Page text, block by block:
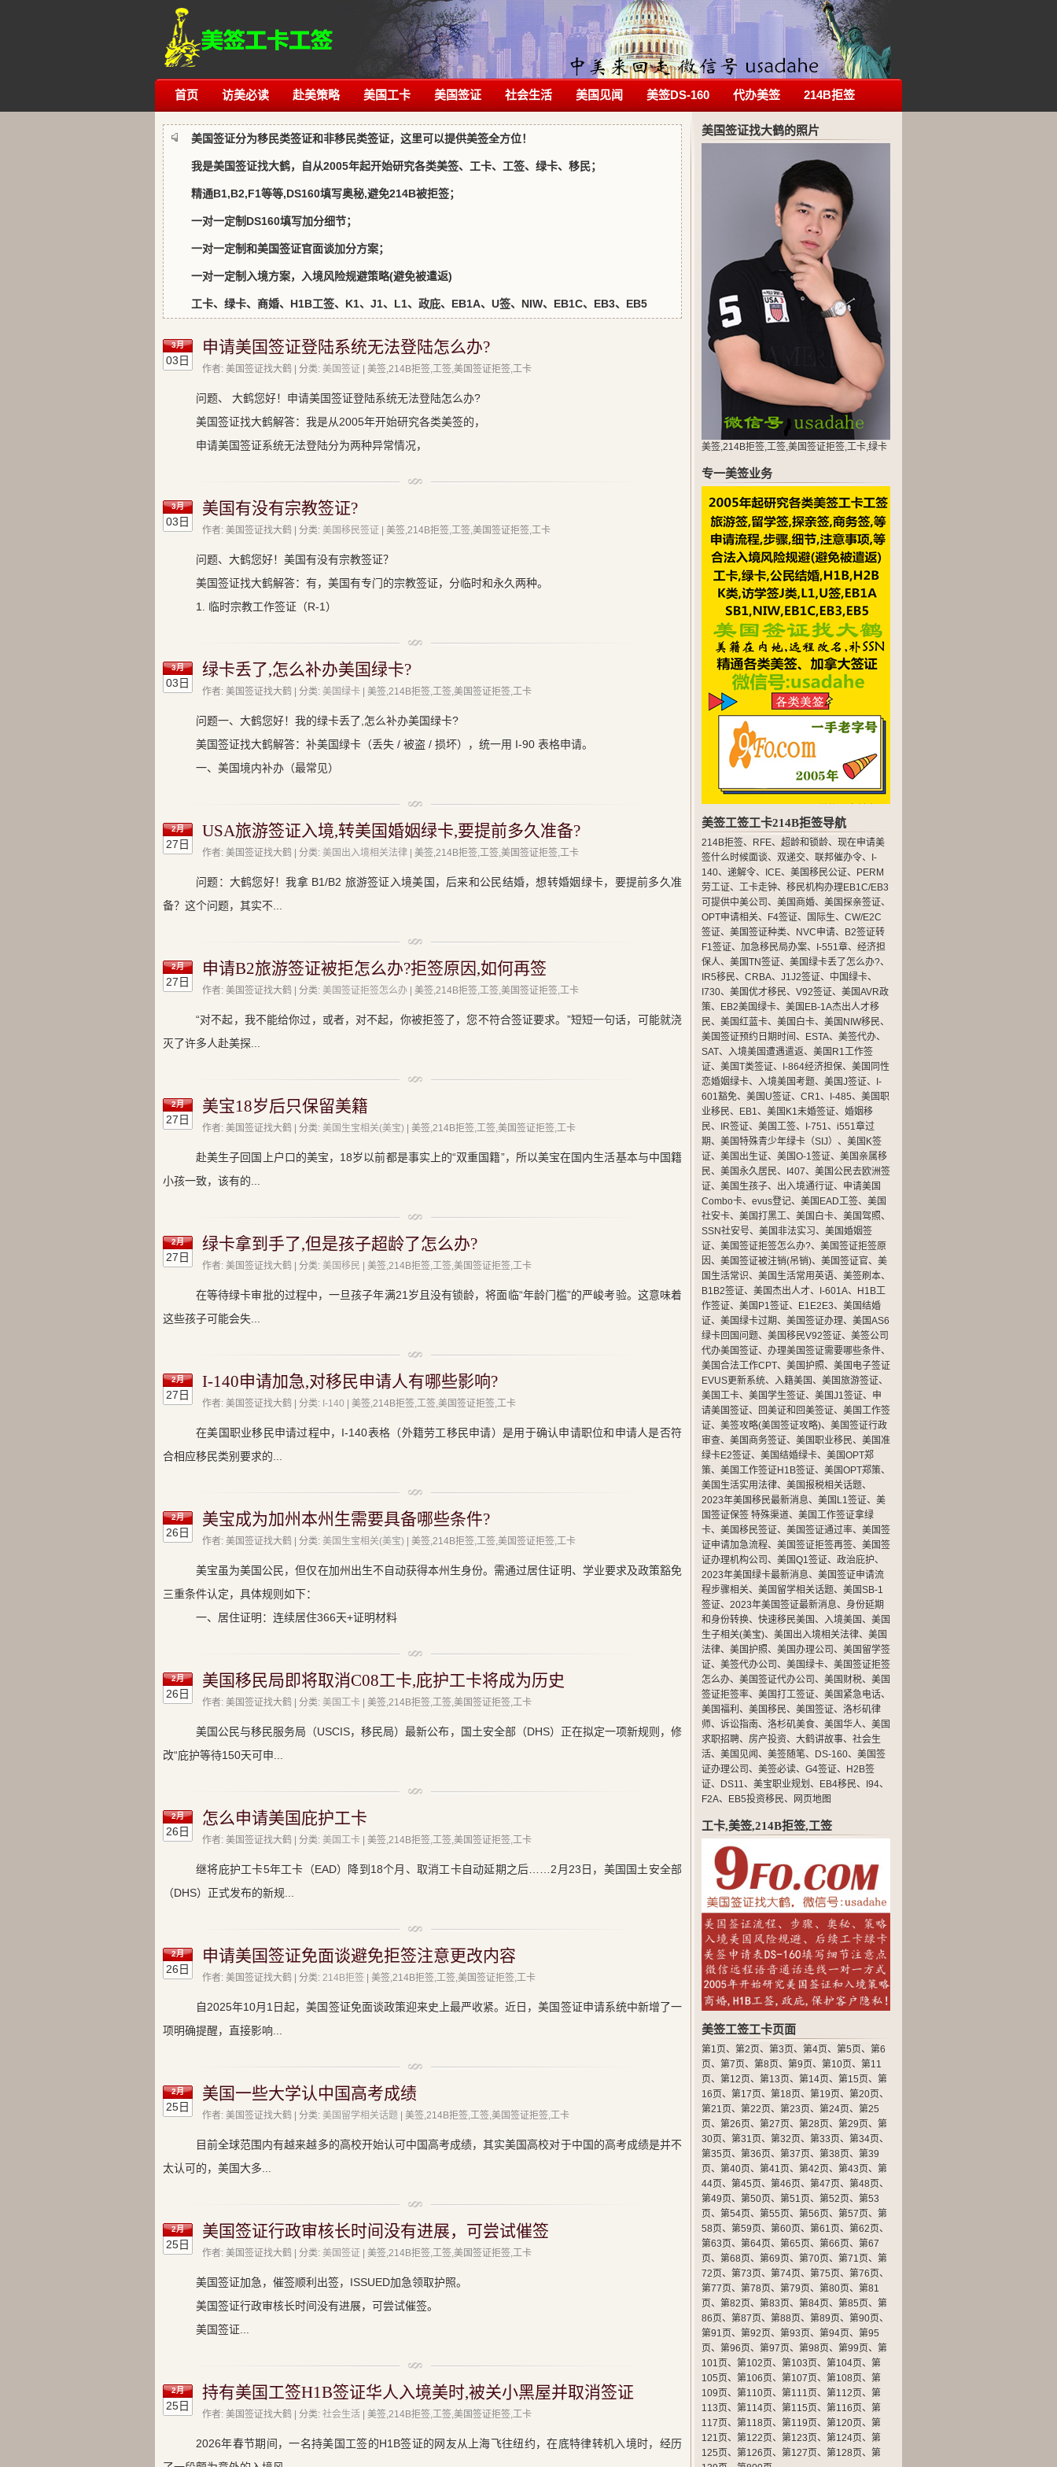
首页 访美必读 赴美策略 美国工卡 美国签证 社会生活 美国见闻 美签DS-160 代办美签 214B拒签
美国签证分为移民类签证和非移民类签证，这里可以提供美签全方位！
我是美国签证找大鹤，自从2005年起开始研究各类美签、工卡、工签、绿卡、移民；
精通B1,B2,F1等等,DS160填写奥秘,避免214B被拒签；
一对一定制DS160填写加分细节；
一对一定制和美国签证官面谈加分方案；
一对一定制入境方案，入境风险规避策略(避免被遣返)
工卡、绿卡、商婚、H1B工签、K1、J1、L1、政庇、EB1A、U签、NIW、EB1C、EB3、EB5
3月
03日
申请美国签证登陆系统无法登陆怎么办?
作者: 美国签证找大鹤 | 分类: 美国签证 | 美签,214B拒签,工签,美国签证拒签,工卡
问题、 大鹤您好！申请美国签证登陆系统无法登陆怎么办?
美国签证找大鹤解答：我是从2005年开始研究各类美签的，
申请美国签证系统无法登陆分为两种异常情况，
3月
03日
美国有没有宗教签证?
作者: 美国签证找大鹤 | 分类: 美国移民签证 | 美签,214B拒签,工签,美国签证拒签,工卡
问题、大鹤您好！美国有没有宗教签证？
美国签证找大鹤解答：有，美国有专门的宗教签证，分临时和永久两种。
1. 临时宗教工作签证（R-1）
3月
03日
绿卡丢了,怎么补办美国绿卡?
作者: 美国签证找大鹤 | 分类: 美国绿卡 | 美签,214B拒签,工签,美国签证拒签,工卡
问题一、大鹤您好！我的绿卡丢了,怎么补办美国绿卡?
美国签证找大鹤解答：补美国绿卡（丢失 / 被盗 / 损坏），统一用 I-90 表格申请。
一、美国境内补办（最常见）
2月
27日
USA旅游签证入境,转美国婚姻绿卡,要提前多久准备?
作者: 美国签证找大鹤 | 分类: 美国出入境相关法律 | 美签,214B拒签,工签,美国签证拒签,工卡
问题：大鹤您好！我拿 B1/B2 旅游签证入境美国，后来和公民结婚，想转婚姻绿卡，要提前多久准
备？这个问题，其实不...
2月
27日
申请B2旅游签证被拒怎么办?拒签原因,如何再签
作者: 美国签证找大鹤 | 分类: 美国签证拒签怎么办 | 美签,214B拒签,工签,美国签证拒签,工卡
“对不起，我不能给你过，或者，对不起，你被拒签了，您不符合签证要求。”短短一句话，可能就浇
灭了许多人赴美探...
2月
27日
美宝18岁后只保留美籍
作者: 美国签证找大鹤 | 分类: 美国生宝相关(美宝) | 美签,214B拒签,工签,美国签证拒签,工卡
赴美生子回国上户口的美宝，18岁以前都是事实上的“双重国籍”，所以美宝在国内生活基本与中国籍
小孩一致，该有的...
2月
27日
绿卡拿到手了,但是孩子超龄了怎么办?
作者: 美国签证找大鹤 | 分类: 美国移民 | 美签,214B拒签,工签,美国签证拒签,工卡
在等待绿卡审批的过程中，一旦孩子年满21岁且没有锁龄，将面临“年龄门槛”的严峻考验。这意味着
这些孩子可能会失...
2月
27日
I-140申请加急,对移民申请人有哪些影响?
作者: 美国签证找大鹤 | 分类: I-140 | 美签,214B拒签,工签,美国签证拒签,工卡
在美国职业移民申请过程中，I-140表格（外籍劳工移民申请）是用于确认申请职位和申请人是否符
合相应移民类别要求的...
2月
26日
美宝成为加州本州生需要具备哪些条件?
作者: 美国签证找大鹤 | 分类: 美国生宝相关(美宝) | 美签,214B拒签,工签,美国签证拒签,工卡
美宝虽为美国公民，但仅在加州出生不自动获得本州生身份。需通过居住证明、学业要求及政策豁免
三重条件认定，具体规则如下：
一、居住证明：连续居住366天+证明材料
2月
26日
美国移民局即将取消C08工卡,庇护工卡将成为历史
作者: 美国签证找大鹤 | 分类: 美国工卡 | 美签,214B拒签,工签,美国签证拒签,工卡
美国公民与移民服务局（USCIS，移民局）最新公布，国土安全部（DHS）正在拟定一项新规则，修
改“庇护等待150天可申...
2月
26日
怎么申请美国庇护工卡
作者: 美国签证找大鹤 | 分类: 美国工卡 | 美签,214B拒签,工签,美国签证拒签,工卡
继将庇护工卡5年工卡（EAD）降到18个月、取消工卡自动延期之后……2月23日，美国国土安全部
（DHS）正式发布的新规...
2月
26日
申请美国签证免面谈避免拒签注意更改内容
作者: 美国签证找大鹤 | 分类: 214B拒签 | 美签,214B拒签,工签,美国签证拒签,工卡
自2025年10月1日起，美国签证免面谈政策迎来史上最严收紧。近日，美国签证申请系统中新增了一
项明确提醒，直接影响...
2月
25日
美国一些大学认中国高考成绩
作者: 美国签证找大鹤 | 分类: 美国留学相关话题 | 美签,214B拒签,工签,美国签证拒签,工卡
目前全球范围内有越来越多的高校开始认可中国高考成绩，其实美国高校对于中国的高考成绩是并不
太认可的，美国大多...
2月
25日
美国签证行政审核长时间没有进展，可尝试催签
作者: 美国签证找大鹤 | 分类: 美国签证 | 美签,214B拒签,工签,美国签证拒签,工卡
美国签证加急，催签顺利出签，ISSUED加急领取护照。
美国签证行政审核长时间没有进展，可尝试催签。
美国签证...
2月
25日
持有美国工签H1B签证华人入境美时,被关小黑屋并取消签证
作者: 美国签证找大鹤 | 分类: 社会生活 | 美签,214B拒签,工签,美国签证拒签,工卡
2026年春节期间，一名持美国工签的H1B签证的网友从上海飞往纽约，在底特律转机入境时，经历
美国签证找大鹤的照片
美签,214B拒签,工签,美国签证拒签,工卡,绿卡
专一美签业务
美签工签工卡214B拒签导航
214B拒签、 RFE、 超龄和锁龄、 现在申请美
签什么时候面谈、 双递交、 联邦催办令、
I-
140、 递解令、 ICE、 美国移民公证、
PERM
劳工证、 工卡走钟、 移民机构办理EB1C/EB3
可提供中美公司 、 美国商婚、 美国探亲签证、
OPT申请相关、 F4签证、 国际生、 CW/E2C
签证、 美国签证种类、 NVC申请、
B2签证转
F1签证、 加急移民局办案、 I-551章、 经济担
保人、 美国TN签证、 美国绿卡丢了怎么办?、
IR5移民、 CRBA、 J1J2签证、 中国绿卡、
I730、 美国优才移民、 V92签证、 美国AVR政
策、 EB2美国绿卡、 美国EB-1A杰出人才移
民、 美国红蓝卡、 美国白卡、 美国NIW移民、
美国签证预约日期时间 、 ESTA、 美签代办、
SAT、 入境美国遭遇遣返、 美国R1工作签
证、 美国T类签证、 I-864经济担保、 美国同性
恋婚姻绿卡、 入境美国考题、 美国J签证、
I-
601豁免、 美国U签证、 CR1、 I-485、 美国职
业移民、 EB1、 美国K1未婚签证、 婚姻移
民、 IR签证、 美国工签、 I-751、 i551章过
期、 美国特殊青少年绿卡（SIJ） 、 美国K签
证、 美国出生证、 美国O-1签证、 美国亲属移
民、 美国永久居民、 I407、 美国公民去欧洲签
证、 美国生孩子、 出入境通行证、 申请美国
Combo卡、 evus登记、 美国EAD工签、 美国
社安卡、 美国打黑工、 美国白卡、 美国驾照、
SSN社安号、 美国非法实习、 美国婚姻签
证、 美国签证拒签怎么办?、 美国签证拒签原
因、 美国签证被注销(吊销)、 美国签证官、 美
国生活常识、 美国生活常用英语、 美签刷本、
B1B2签证、 美国杰出人才、 I-601A、
H1B工
作签证、 美国P1签证、 E1E2E3、 美国结婚
证、 美国绿卡过期、 美国签证办理、 美国AS6
绿卡回国问题、 美国移民V92签证、 美签公司
代办美国签证、 办理美国签证需要哪些条件、
美国合法工作CPT、 美国护照、 美国电子签证
EVUS更新系统、 入籍美国、 美国旅游签证、
美国工卡、 美国学生签证、 美国J1签证、 申
请美国签证、 回美证和回美签证、 美国工作签
证、 美签攻略(美国签证攻略)、 美国签证行政
审查、 美国商务签证、 美国职业移民、 美国准
绿卡E2签证、 美国结婚绿卡、 美国OPT郑
策、 美国工作签证H1B签证、 美国OPT郑策、
美国生活实用法律、 美国报税相关话题、
2023年美国移民最新消息、 美国L1签证、 美
国签证保签 特殊渠道、 美国工作签证拿绿
卡、 美国移民签证、 美国签证通过率、 美国签
证申请加急流程、 美国签证拒签再签、 美国签
证办理机构公司 、 美国Q1签证、 政治庇护、
2023年美国绿卡最新消息、 美国签证申请流
程步骤相关、 美国留学相关话题、 美国SB-1
签证、 2023年美国签证最新消息、 身份延期
和身份转换、 快速移民美国、 入境美国、 美国
生子相关(美宝)、 美国出入境相关法律、 美国
法律、 美国护照、 美国办理公司 、 美国留学签
证、 美签代办公司 、 美国绿卡、 美国签证拒签
怎么办、 美国签证代办公司 、 美国财税、 美国
签证拒签率、 美国打工签证、 美国紧急电话、
美国福利 、 美国移民、 美国签证、 洛杉矶律
师、 诉讼指南、 洛杉矶美食、 美国华人、 美国
求职招聘、 房产投资、 大鹤讲故事、 社会生
活、 美国见闻、 美签随笔、 DS-160、 美国签
证办理公司 、 美签必读、 G4签证、
H2B签
证、 DS11、 美宝职业规划 、 EB4移民、 I94、
F2A、 EB5投资移民、 网页地图
工卡,美签,214B拒签,工签
美签工签工卡页面
第1页、 第2页、 第3页、 第4页、 第5页、 第6
页、 第7页、 第8页、 第9页、 第10页、 第11
页、 第12页、 第13页、 第14页、 第15页、 第
16页、 第17页、 第18页、 第19页、 第20页、
第21页、 第22页、 第23页、 第24页、 第25
页、 第26页、 第27页、 第28页、 第29页、 第
30页、 第31页、 第32页、 第33页、 第34页、
第35页、 第36页、 第37页、 第38页、 第39
页、 第40页、 第41页、 第42页、 第43页、 第
44页、 第45页、 第46页、 第47页、 第48页、
第49页、 第50页、 第51页、 第52页、 第53
页、 第54页、 第55页、 第56页、 第57页、 第
58页、 第59页、 第60页、 第61页、 第62页、
第63页、 第64页、 第65页、 第66页、 第67
页、 第68页、 第69页、 第70页、 第71页、 第
72页、 第73页、 第74页、 第75页、 第76页、
第77页、 第78页、 第79页、 第80页、 第81
页、 第82页、 第83页、 第84页、 第85页、 第
86页、 第87页、 第88页、 第89页、 第90页、
第91页、 第92页、 第93页、 第94页、 第95
页、 第96页、 第97页、 第98页、 第99页、 第
101页、 第102页、 第103页、 第104页、 第
105页、 第106页、 第107页、 第108页、 第
109页、 第110页、 第111页、 第112页、 第
113页、 第114页、 第115页、 第116页、 第
117页、 第118页、 第119页、 第120页、 第
121页、 第122页、 第123页、 第124页、 第
125页、 第126页、 第127页、 第128页、 第